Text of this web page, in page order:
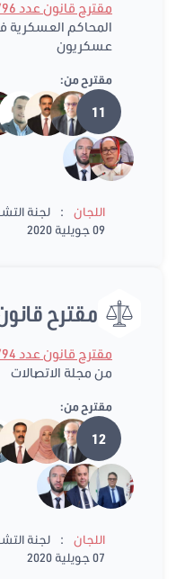
مقترح قانون عدد 2020/96
المحاكم العسكرية
عسكريون
مقترح من:
11
اللجان :
لجنة
09 جويلية 2020
مقترح
مقترح قانون عدد 2020/94
من مجلة الاتصالات
مقترح من:
12
اللجان :
لجنة
07 جويلية 2020